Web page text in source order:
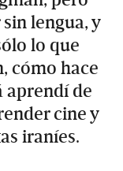
lengua, y
lo que
cómo hace
aprendí de
cine y
iraníes.